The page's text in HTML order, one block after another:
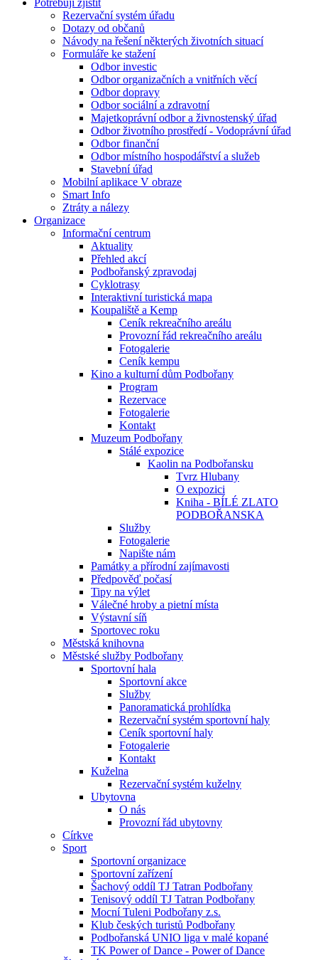
Potřebuji zjistit
Rezervační systém úřadu
Dotazy od občanů
Návody na řešení některých životních situací
Formuláře ke stažení
Odbor investic
Odbor organizačních a vnitřních věcí
Odbor dopravy
Odbor sociální a zdravotní
Majetkoprávní odbor a živnostenský úřad
Odbor životního prostředí - Vodoprávní úřad
Odbor finanční
Odbor místního hospodářství a služeb
Stavební úřad
Mobilní aplikace V obraze
Smart Info
Ztráty a nálezy
Organizace
Informační centrum
Aktuality
Přehled akcí
Podbořanský zpravodaj
Cyklotrasy
Interaktivní turistická mapa
Koupaliště a Kemp
Ceník rekreačního areálu
Provozní řád rekreačního areálu
Fotogalerie
Ceník kempu
Kino a kulturní dům Podbořany
Program
Rezervace
Fotogalerie
Kontakt
Muzeum Podbořany
Stálé expozice
Kaolin na Podbořansku
Tvrz Hlubany
O expozici
Kniha - BÍLÉ ZLATO
PODBOŘANSKA
Služby
Fotogalerie
Napište nám
Památky a přírodní zajímavosti
Předpověď počasí
Tipy na výlet
Válečné hroby a pietní místa
Výstavní síň
Sportovec roku
Městská knihovna
Městské služby Podbořany
Sportovní hala
Sportovní akce
Služby
Panoramatická prohlídka
Rezervační systém sportovní haly
Ceník sportovní haly
Fotogalerie
Kontakt
Kuželna
Rezervační systém kuželny
Ubytovna
O nás
Provozní řád ubytovny
Církve
Sport
Sportovní organizace
Sportovní zařízení
Šachový oddíl TJ Tatran Podbořany
Tenisový oddíl TJ Tatran Podbořany
Mocní Tuleni Podbořany z.s.
Klub českých turistů Podbořany
Podbořanská UNIO liga v malé kopané
TK Power of Dance - Power of Dance